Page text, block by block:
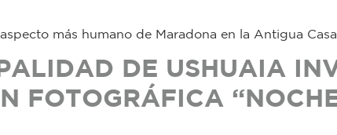
más humano de Maradona en la Antigua
DE USHUAIA
FOTOGRÁFICA